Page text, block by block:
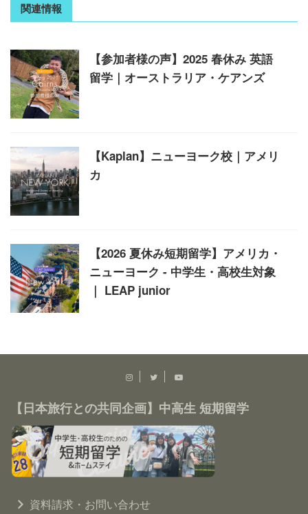
関連情報
【参加者様の声】2025 春休み 英語
留学｜オーストラリア・ケアンズ
【Kaplan】ニューヨーク校｜アメリ
カ
【2026 夏休み短期留学】アメリカ・
ニューヨーク - 中学生・高校生対象
｜ LEAP junior
【日本旅行との共同企画】中高生 短期留学
資料請求・お問い合わせ